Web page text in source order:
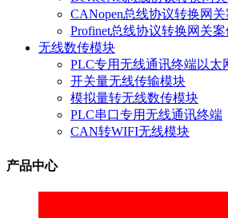
CANopen总线协议转换网关
Profinet总线协议转换网关案
无线数传模块
PLC专用无线通讯终端以太
开关量无线传输模块
模拟量转无线数传模块
PLC串口专用无线通讯终端
CAN转WIFI无线模块
产品中心